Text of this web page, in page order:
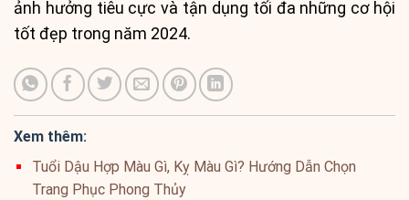
ảnh hưởng tiêu cực và tận dụng tối đa những cơ hội
tốt đẹp trong năm 2024.
Xem thêm:
Tuổi Dậu Hợp Màu Gì, Kỵ Màu Gì? Hướng Dẫn Chọn
Trang Phục Phong Thủy